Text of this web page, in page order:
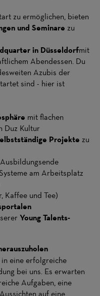
zu ermöglichen, bieten
und Seminare zu
in Düsseldorfmit
Abendessen. Du
Azubis der
sind - hier ist
mit flachen
Duz Kultur
Projekte zu
am Arbeitsplatz
Kaffee und Tee)
Young Talents-
eine erfolgreiche
bei uns. Es erwarten
Aufgaben, eine
auf eine